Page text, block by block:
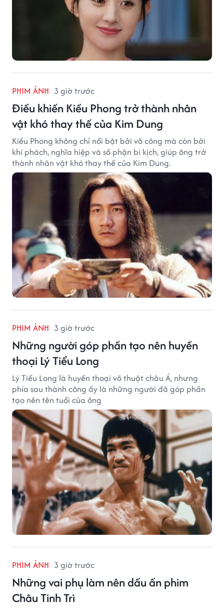
PHIM ẢNH 3 giờ trước
Điều khiến Kiều Phong trở thành nhân
vật khó thay thế của Kim Dung
Kiều Phong không chỉ nổi bật bởi võ công mà còn bởi
khí phách, nghĩa hiệp và số phận bi kịch, giúp ông trở
thành nhân vật khó thay thế của Kim Dung.
PHIM ẢNH 3 giờ trước
Những người góp phần tạo nên huyền
thoại Lý Tiểu Long
Lý Tiểu Long là huyền thoại võ thuật châu Á, nhưng
phía sau thành công ấy là những người đã góp phần
tạo nên tên tuổi của ông
PHIM ẢNH 3 giờ trước
Những vai phụ làm nên dấu ấn phim
Châu Tinh Trì